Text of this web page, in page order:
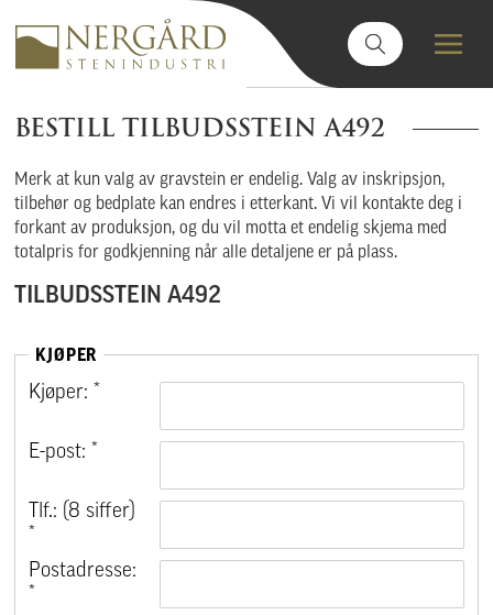
BESTILL TILBUDSSTEIN A492
Merk at kun valg av gravstein er endelig. Valg av inskripsjon,
tilbehør og bedplate kan endres i etterkant. Vi vil kontakte deg i
forkant av produksjon, og du vil motta et endelig skjema med
totalpris for godkjenning når alle detaljene er på plass.
TILBUDSSTEIN A492
KJØPER
Kjøper: *
E-post: *
Tlf.: (8 siffer)
Postadresse: